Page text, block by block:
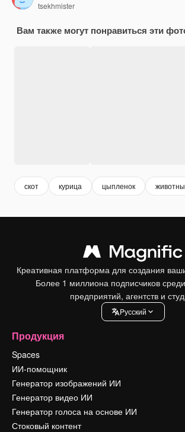
tsekhmister
Вам также могут понравиться эти
скот курица цыпленок
Креативная платформа для создания
Более 1 миллиона подписчиков
предприятий, агентств и
Pусский
Продукция
Spaces
ИИ-помощник
Генератор изображений ИИ
Генератор видео ИИ
Генератор голоса на основе ИИ
Стоковый контент